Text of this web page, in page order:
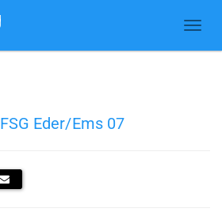
FSG Eder/Ems 07